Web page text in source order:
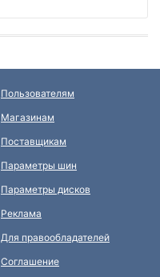
Пользователям
Магазинам
Поставщикам
Параметры шин
Параметры дисков
Реклама
Для правообладателей
Соглашение